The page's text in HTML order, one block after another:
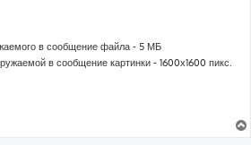
в сообщение файла - 5 МБ
в сообщение картинки - 1600х1600 пикс.